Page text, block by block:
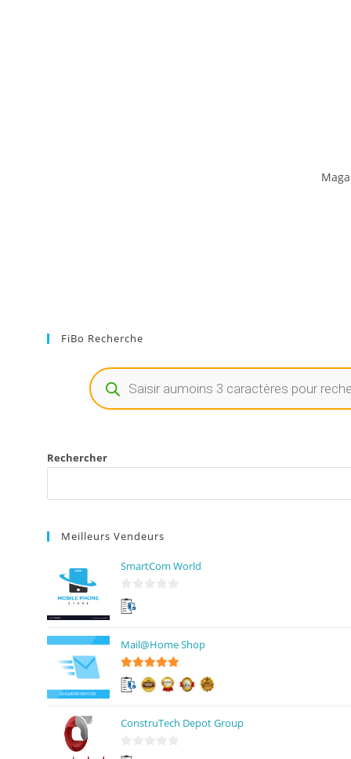
FiBo Recherche
Rechercher
Meilleurs Vendeurs
SmartCom World
0
s
r
5
Mail@Home Shop
5sur 5
ConstruTech Depot Group
0